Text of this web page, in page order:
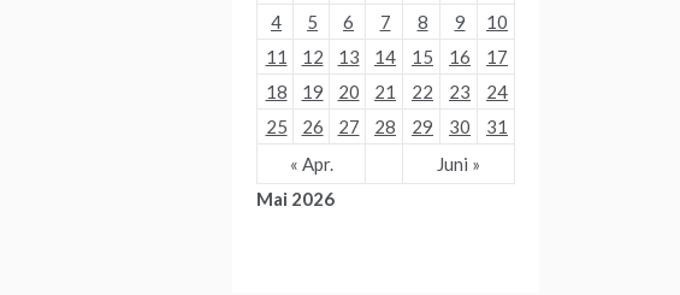
Mai 2026
4
5 6 7 8 9
10
11
12 13 14 15 16
17
18
19 20 21 22 23
24
25
26 27 28 29 30
31
« Apr.
Juni »